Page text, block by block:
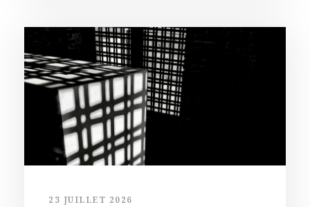
23 JUILLET 2026